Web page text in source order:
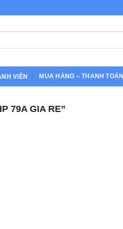
VIÊN MUA HÀNG – THANH TOÁN
79A GIA RE”